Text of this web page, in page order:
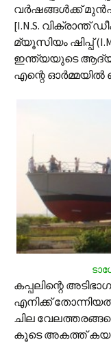
വര്‍ഷങ്ങള്‍ക്ക്
[I.N.S.
മ്യൂസിയം ഷിപ്പ്
ഇന്ത്യയുടെ
എന്റെ ഓര്‍മ്മയില്‍
കപ്പലിന്റെ
എനിക്ക് തോന്നിയത്.
ചില
കൂടെ അകത്ത്